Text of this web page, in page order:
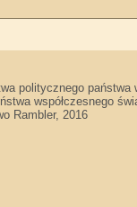
politycznego
współczesnego
Rambler, 2016